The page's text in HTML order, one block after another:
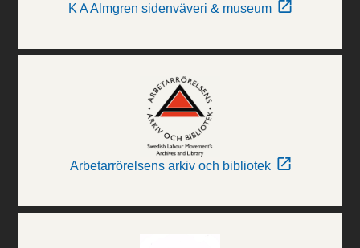
K A Almgren sidenväveri & museum
Arbetarrörelsens arkiv och bibliotek